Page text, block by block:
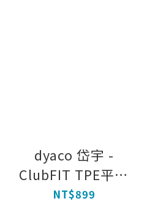
dyaco 岱宇 -
ClubFIT TPE平衡
墊
NT$899